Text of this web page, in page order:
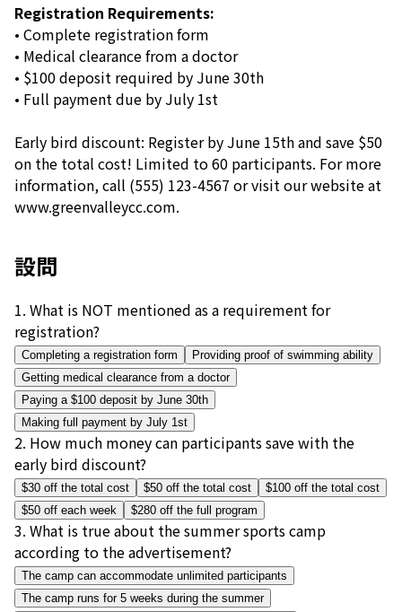
Registration Requirements:
• Complete registration form
• Medical clearance from a doctor
• $100 deposit required by June 30th
• Full payment due by July 1st
Early bird discount: Register by June 15th and save $50
on the total cost! Limited to 60 participants. For more
information, call (555) 123-4567 or visit our website at
www.greenvalleycc.com.
設問
1. What is NOT mentioned as a requirement for
registration?
Completing a registration form
Providing proof of swimming ability
Getting medical clearance from a doctor
Paying a $100 deposit by June 30th
Making full payment by July 1st
2. How much money can participants save with the
early bird discount?
$30 off the total cost $50 off the total cost
$100 off the total cost
$50 off each week
$280 off the full program
3. What is true about the summer sports camp
according to the advertisement?
The camp can accommodate unlimited participants
The camp runs for 5 weeks during the summer